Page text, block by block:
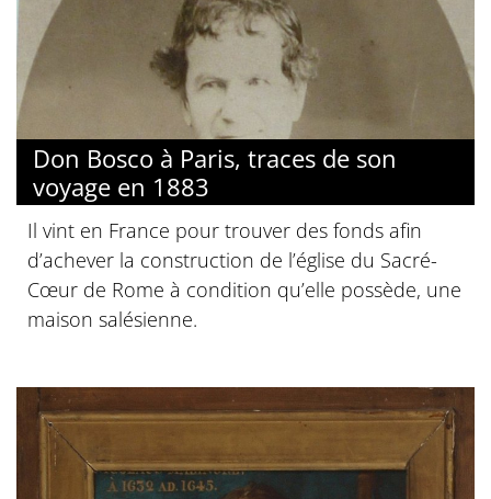
Don Bosco à Paris, traces de son
voyage en 1883
Il vint en France pour trouver des fonds afin
d’achever la construction de l’église du Sacré-
Cœur de Rome à condition qu’elle possède, une
maison salésienne.